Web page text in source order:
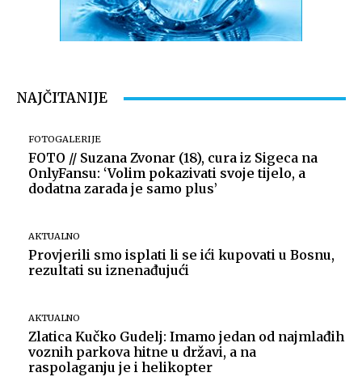
NAJČITANIJE
FOTOGALERIJE
FOTO // Suzana Zvonar (18), cura iz Sigeca na
OnlyFansu: ‘Volim pokazivati svoje tijelo, a
dodatna zarada je samo plus’
AKTUALNO
Provjerili smo isplati li se ići kupovati u Bosnu,
rezultati su iznenađujući
AKTUALNO
Zlatica Kučko Gudelj: Imamo jedan od najmlađih
voznih parkova hitne u državi, a na
raspolaganju je i helikopter